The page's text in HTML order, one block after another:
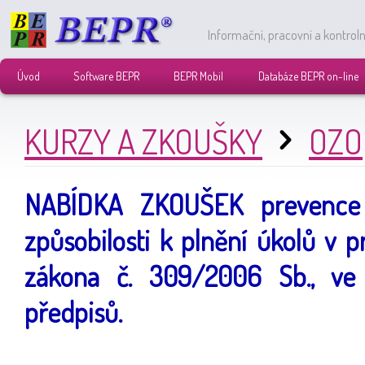
Informační, pracovní a
Úvod Software BEPR BEPR Mobil Databáze BEPR on-line
KURZY A ZKOUŠKY OZO
NABÍDKA ZKOUŠEK
způsobilosti k plnění úkolů v
zákona č. 309/2006 Sb., ve
předpisů.